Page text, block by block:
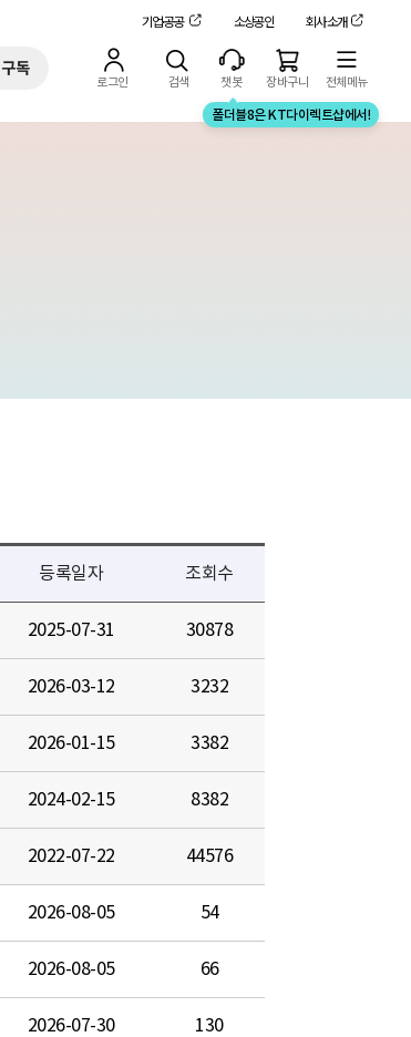
기업·공공 소상공인 회사소개
로그인 검색 챗봇
폴더블8은 KT다이렉트샵에서!챗봇에
장바구니 전체메뉴
등록일자 조회수
2025-07-31 30878
2026-03-12 3232
2026-01-15 3382
2024-02-15 8382
2022-07-22 44576
2026-08-05 54
2026-08-05 66
2026-07-30 130